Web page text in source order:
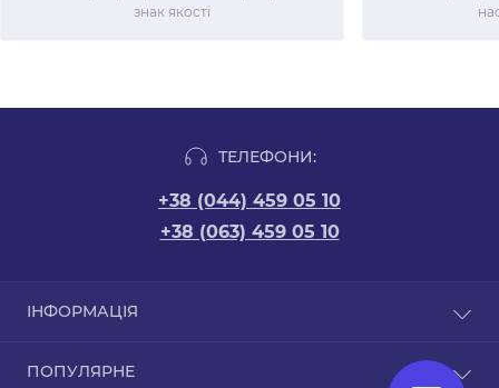
знак якості
ТЕЛЕФОНИ:
+38 (044) 459 05 10
+38 (063) 459 05 10
ІНФОРМАЦІЯ
Відгуки
ПОПУЛЯРНЕ